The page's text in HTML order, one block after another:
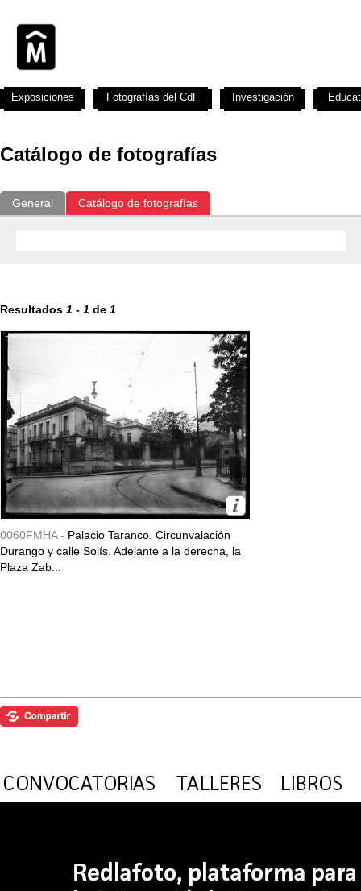
Catálogo de fotografías
General Catálogo de fotografías
Resultados 1 - 1 de 1
0060FMHA - Palacio Taranco. Circunvalación
Durango y calle Solís. Adelante a la derecha, la
Plaza Zab...
Exposiciones Fotografías del CdF Investigación